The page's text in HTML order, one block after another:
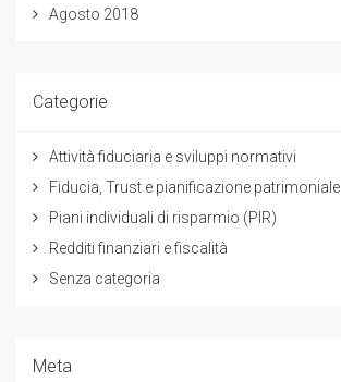
Agosto 2018
Categorie
Attività fiduciaria e sviluppi normativi
Fiducia, Trust e pianificazione patrimoniale
Piani individuali di risparmio (PIR)
Redditi finanziari e fiscalità
Senza categoria
Meta